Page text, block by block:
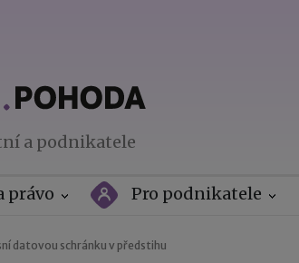
a podnikatele
právo Pro podnikatele
datovou schránku v předstihu